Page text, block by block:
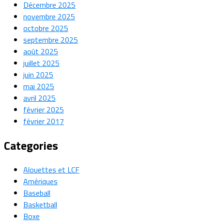
Décembre 2025
novembre 2025
octobre 2025
septembre 2025
août 2025
juillet 2025
juin 2025
mai 2025
avril 2025
février 2025
février 2017
Categories
Alouettes et LCF
Amériques
Baseball
Basketball
Boxe